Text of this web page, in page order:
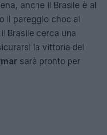
anche il Brasile è al
il pareggio choc al
Brasile cerca una
la vittoria del
sarà pronto per